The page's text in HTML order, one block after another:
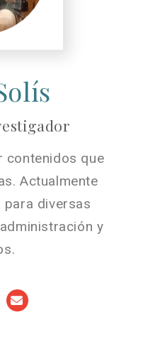
contenidos que
Actualmente
diversas
y